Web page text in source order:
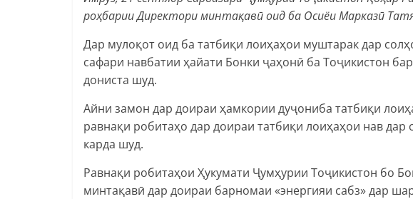
роҳбарии Директори минтақавӣ оид ба Осиёи Марказӣ
Дар мулоқот оид ба татбиқи лоиҳаҳои муштарак дар
сафари навбатии ҳайати Бонки ҷаҳонӣ ба Тоҷикистон
дониста шуд.
Айни замон дар доираи ҳамкории дуҷониба татбиқи
равнақи робитаҳо дар доираи татбиқи лоиҳаҳои нав дар
карда шуд.
Равнақи робитаҳои Ҳукумати Ҷумҳурии Тоҷикистон бо
минтақавӣ дар доираи барномаи «энергияи сабз» дар